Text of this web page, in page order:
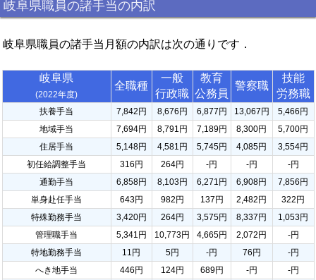
岐阜県職員の諸手当の内訳
岐阜県職員の諸手当月額の内訳は次の通りです．
岐阜県
(2022年度)
全職種
一般
行政職
教育
公務員
警察職
技能
労務職
扶養手当 7,842円 8,676円 6,877円 13,067円
5,466円
地域手当
7,694円 8,791円 7,189円 8,300円
5,700円
住居手当
5,148円 4,581円 5,745円 4,085円
3,554円
初任給調整手当
316円 264円 -円 -円
-円
通勤手当
6,858円 8,103円 6,271円 6,908円
7,856円
単身赴任手当
643円 982円 137円 2,482円
322円
特殊勤務手当
3,420円 264円 3,575円 8,337円
1,053円
管理職手当
5,341円 10,773円 4,665円 2,072円
-円
特地勤務手当
11円 5円 -円 76円
-円
へき地手当
446円 124円 689円 -円
-円